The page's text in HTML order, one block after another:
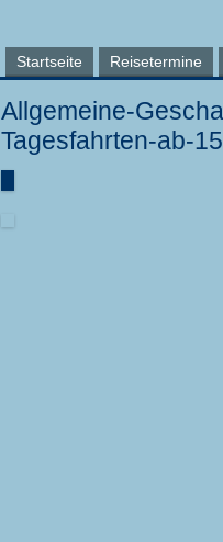
Startseite Reisetermine
Allgemeine-
Tagesfahrten-ab-